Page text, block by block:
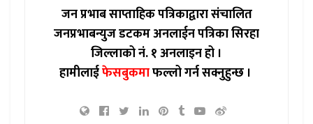
जन प्रभाब साप्ताहिक पत्रिकाद्वारा संचालित
जनप्रभाबन्युज डटकम अनलाईन पत्रिका सिरहा
जिल्लाको नं. १ अनलाइन हो ।
हामीलाईफेसबुकमाफल्लो गर्न सक्नुहुन्छ ।